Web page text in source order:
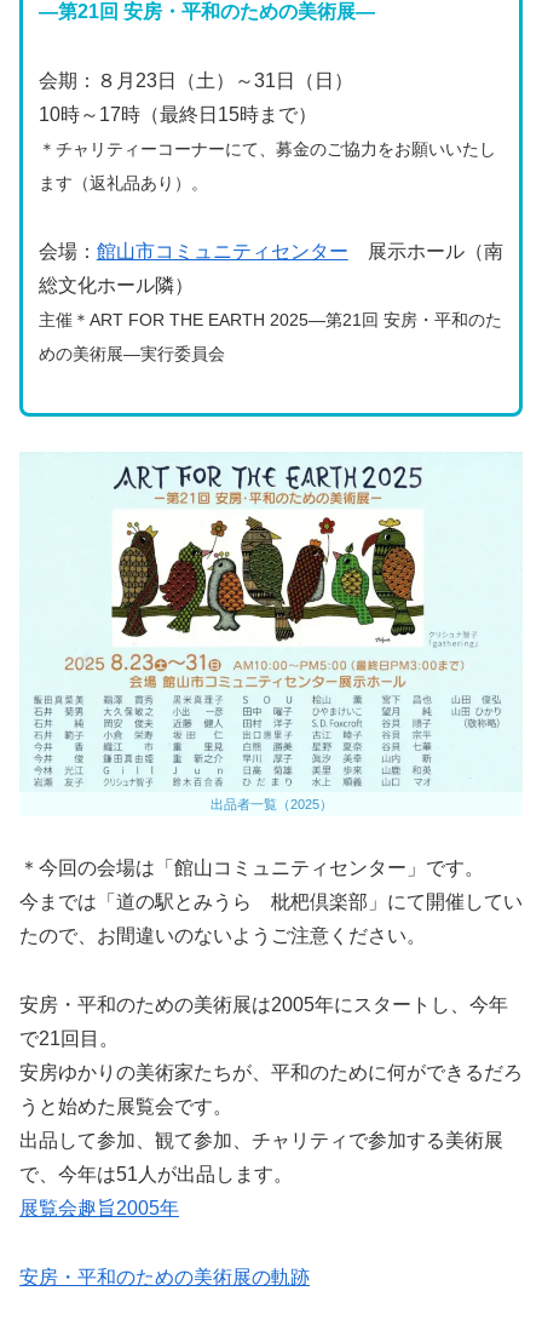
―第21回 安房・平和のための美術展―
会期：８月23日（土）～31日（日）
10時～17時（最終日15時まで）
＊チャリティーコーナーにて、募金のご協力をお願いいたし
ます（返礼品あり）
。
会場： 館山市コミュニティセンター 展示ホール（南
総文化ホール隣）
主催＊ART FOR THE EARTH 2025―第21回 安房・平和のた
めの美術展―実行委員会
出品者一覧（2025）
＊今回の会場は「館山コミュニティセンター」です。
今までは「道の駅とみうら 枇杷倶楽部」にて開催してい
たので、お間違いのないようご注意ください。
安房・平和のための美術展は2005年にスタートし、今年
で21回目。
安房ゆかりの美術家たちが、平和のために何ができるだろ
うと始めた展覧会です。
出品して参加、観て参加、チャリティで参加する美術展
で、今年は51人が出品します。
展覧会趣旨2005年
安房・平和のための美術展の軌跡